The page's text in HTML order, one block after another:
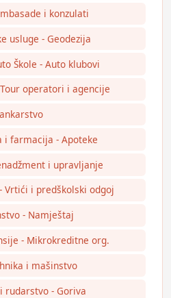
i konzulati
usluge - Geodezija
Škole - Auto klubovi
operatori i agencije
i farmacija - Apoteke
i upravljanje
Vrtići i predškolski odgoj
- Namještaj
- Mikrokreditne org.
i mašinstvo
rudarstvo - Goriva